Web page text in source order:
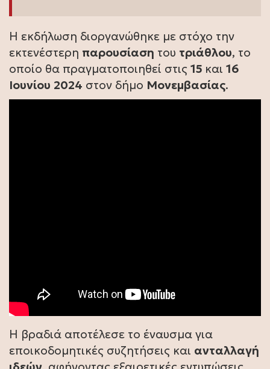
Η εκδήλωση διοργανώθηκε με στόχο την
εκτενέστερη παρουσίαση του τριάθλου, το
οποίο θα πραγματοποιηθεί στις 15 και 16
Ιουνίου 2024 στον δήμο Μονεμβασίας.
Η βραδιά αποτέλεσε το έναυσμα για
εποικοδομητικές συζητήσεις και ανταλλαγή